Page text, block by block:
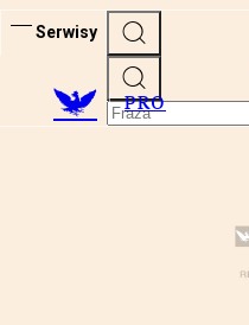
Serwisy
PRO